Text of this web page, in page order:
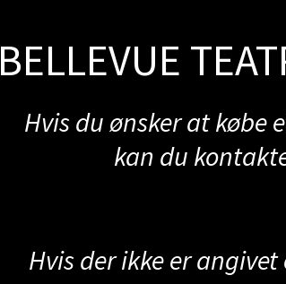
BELLEVUE
Hvis du ønsker at købe
kan du
Hvis der ikke er